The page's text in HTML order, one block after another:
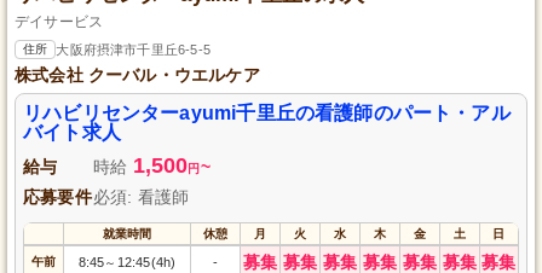
デイサービス
住所 大阪府摂津市千里丘6-5-5
株式会社 クーバル・ウエルケア
リハビリセンターayumi千里丘の看護師のパート・アル
バイト求人
給与 時給 1,500円 ~
応募要件必須: 看護師
就業時間 休憩 月 火 水 木 金 土 日
午前 8:45～ 12:45(4h) - 募集 募集 募集 募集 募集 募集 募集